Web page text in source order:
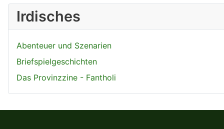
Irdisches
Abenteuer und Szenarien
Briefspielgeschichten
Das Provinzzine - Fantholi